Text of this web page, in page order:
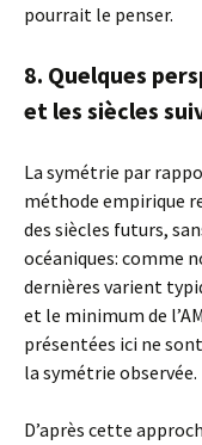
pourrait le penser.
8. Quelques
et les siècles
La symétrie par
méthode empirique
des siècles futurs,
océaniques: comme
dernières varient
et le minimum de
présentées ici ne
la symétrie observée.
D’après cette